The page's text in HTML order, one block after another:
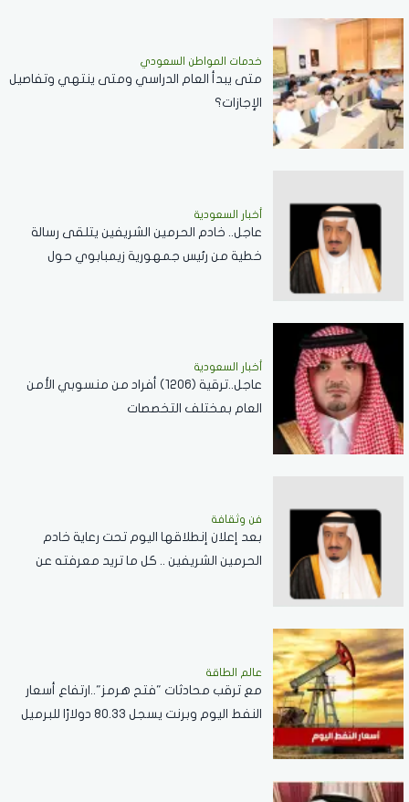
خدمات المواطن السعودي
‏متى يبدأ العام الدراسي ومتى ينتهي وتفاصيل
الإجازات؟
أخبار السعودية
عاجل.. خادم الحرمين الشريفين يتلقى رسالة
خطية من رئيس جمهورية زيمبابوي حول
أخبار السعودية
عاجل..ترقية (1206) أفراد من منسوبي الأمن
العام بمختلف التخصصات
فن وثقافة
بعد إعلان إنطلاقها اليوم تحت رعاية خادم
الحرمين الشريفين .. كل ما تريد معرفته عن
عالم الطاقة
مع ترقب محادثات "فتح هرمز"..ارتفاع أسعار
النفط اليوم وبرنت يسجل 80.33 دولارًا للبرميل